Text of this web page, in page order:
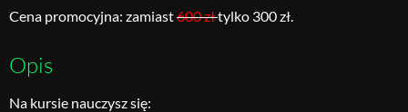
Cena promocyjna: zamiast600 złtylko 300 zł.
Opis
Na kursie nauczysz się: